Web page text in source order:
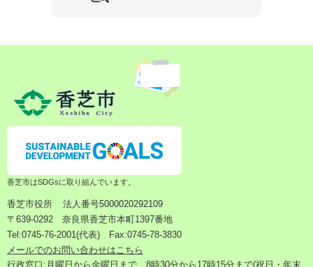
香芝市はSDGsに取り組んでいます。
香芝市役所
法人番号5000020292109
〒639-0292 奈良県香芝市本町1397番地
Tel:0745-76-2001(代表) Fax:0745-78-3830
メールでのお問い合わせはこちら
行政窓口:月曜日から金曜日まで 8時30分から17時15分まで(祝日・年末